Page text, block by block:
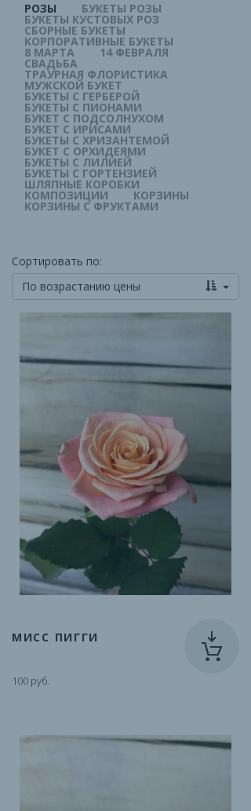
РОЗЫ БУКЕТЫ РОЗЫ
БУКЕТЫ КУСТОВЫХ РОЗ
СБОРНЫЕ БУКЕТЫ
КОРПОРАТИВНЫЕ БУКЕТЫ
8 МАРТА 14 ФЕВРАЛЯ
СВАДЬБА
ТРАУРНАЯ ФЛОРИСТИКА
МУЖСКОЙ БУКЕТ
БУКЕТЫ С ГЕРБЕРОЙ
БУКЕТЫ С ПИОНАМИ
БУКЕТ С ПОДСОЛНУХОМ
БУКЕТ С ИРИСАМИ
БУКЕТЫ С ХРИЗАНТЕМОЙ
БУКЕТ С ОРХИДЕЯМИ
БУКЕТЫ С ЛИЛИЕЙ
БУКЕТЫ С ГОРТЕНЗИЕЙ
ШЛЯПНЫЕ КОРОБКИ
КОМПОЗИЦИИ КОРЗИНЫ
КОРЗИНЫ С ФРУКТАМИ
Сортировать по:
По возрастанию цены
МИСС ПИГГИ
100 руб.